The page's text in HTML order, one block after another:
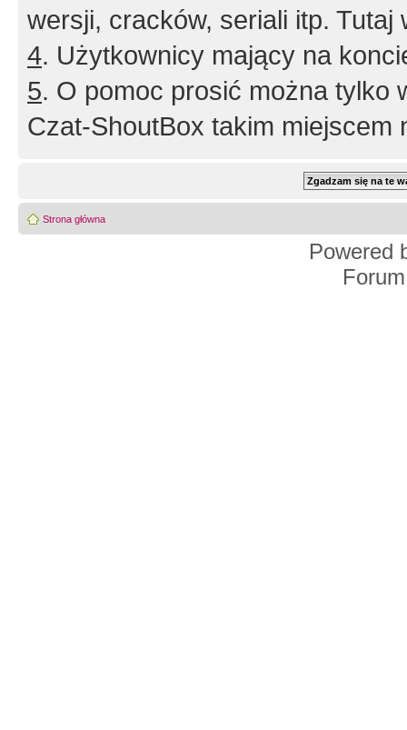
wersji, cracków, seriali itp. Tutaj
4. Użytkownicy mający na
5. O pomoc prosić można tylko
Czat-ShoutBox takim miejscem
Strona główna
Powered